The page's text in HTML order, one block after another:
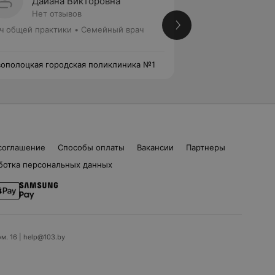
Нет отзывов
общей практики • Семейный врач
городская поликлиника №1
Способы оплаты Вакансии
Партнеры
персональных данных
16 | help@103.by